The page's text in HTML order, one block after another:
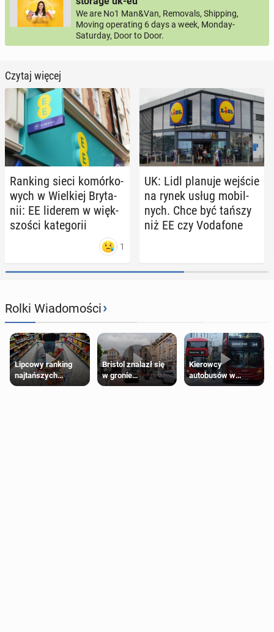
We are No1 Man&Van, Removals, Shipping,
Moving operating 6 days a week, Monday-
Saturday, Door to Door.
Czytaj więcej
Ranking sieci ko­mór­ko­
wych w Wiel­kiej Bry­ta­
nii: EE liderem w więk­
szo­ści ka­te­go­rii
1
UK: Lidl planuje wejście
na rynek usług mo­bil­
nych. Chce być tańszy
niż EE czy Vo­da­fo­ne
Rolki Wiadomości›
Lipcowy ranking
najtańszych
supermarketów
Bristol znalazł się
w gronie
najlepszych
Kierowcy
autobusów w
Londynie